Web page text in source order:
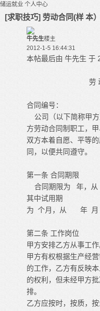
储运就业 个人中心
[求职技巧] 劳动合同(样 本）
牛先生楼主
2012-1-5 16:44:31
本帖最后由 牛先生 于
劳
合同编号：
公司（以下简称甲
方劳动合同制职工，
双方本着自愿、平等
同，以便共同遵守。
第一条 合同期限
合同期限为
年，从
其中试用期
为 个月，从 年 月
第二条 工作岗位
甲方安排乙方从事工作
甲方有权根据生产经
的工作，乙方有反映
的权利，但未经甲方
排。
乙方应按时，按质，